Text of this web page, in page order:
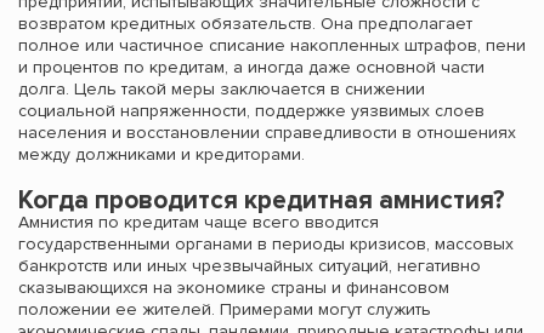
возвратом кредитных обязательств. Она предполагает
полное или частичное списание накопленных штрафов, пени
и процентов по кредитам, а иногда даже основной части
долга. Цель такой меры заключается в снижении
социальной напряженности, поддержке уязвимых слоев
населения и восстановлении справедливости в отношениях
между должниками и кредиторами.
Когда проводится кредитная амнистия?
Амнистия по кредитам чаще всего вводится
государственными органами в периоды кризисов, массовых
банкротств или иных чрезвычайных ситуаций, негативно
сказывающихся на экономике страны и финансовом
положении ее жителей. Примерами могут служить